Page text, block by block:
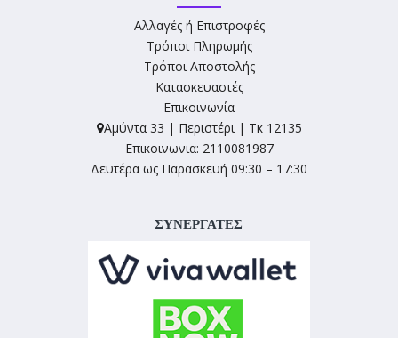
Αλλαγές ή Επιστροφές
Τρόποι Πληρωμής
Τρόποι Αποστολής
Κατασκευαστές
Επικοινωνία
Αμύντα 33 | Περιστέρι | Τκ 12135
Επικοινωνια: 2110081987
Δευτέρα ως Παρασκευή 09:30 – 17:30
ΣΥΝΕΡΓΑΤΕΣ